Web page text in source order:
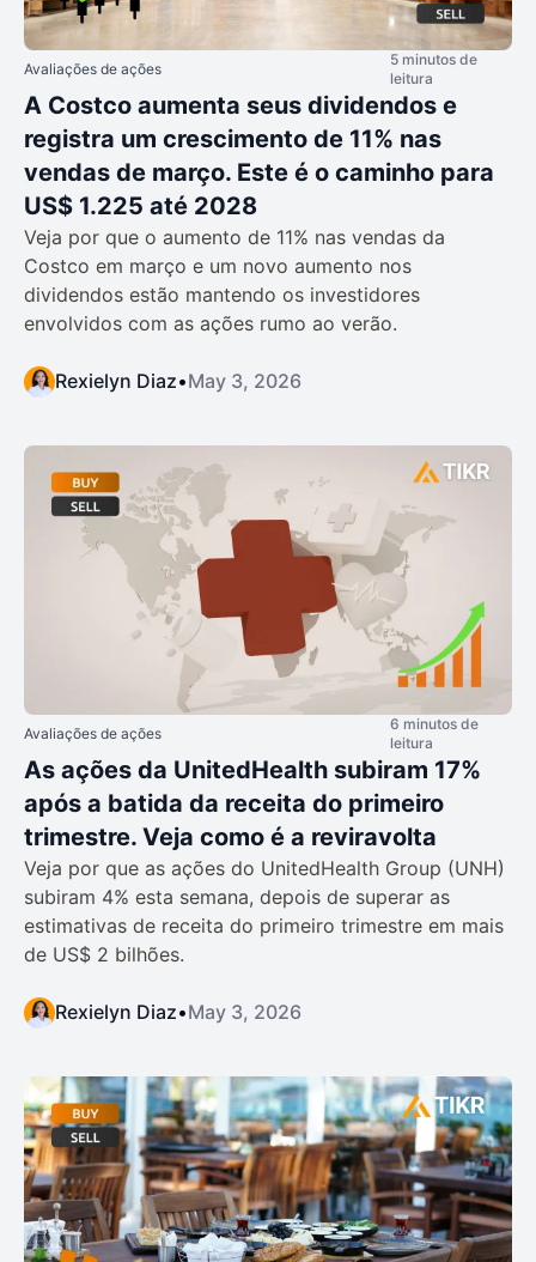
Avaliações de ações
5 minutos de
leitura
A Costco aumenta seus dividendos e
registra um crescimento de 11% nas
vendas de março. Este é o caminho para
US$ 1.225 até 2028
Veja por que o aumento de 11% nas vendas da
Costco em março e um novo aumento nos
dividendos estão mantendo os investidores
envolvidos com as ações rumo ao verão.
Rexielyn Diaz•May 3, 2026
Avaliações de ações
6 minutos de
leitura
As ações da UnitedHealth subiram 17%
após a batida da receita do primeiro
trimestre. Veja como é a reviravolta
Veja por que as ações do UnitedHealth Group (UNH)
subiram 4% esta semana, depois de superar as
estimativas de receita do primeiro trimestre em mais
de US$ 2 bilhões.
Rexielyn Diaz•May 3, 2026